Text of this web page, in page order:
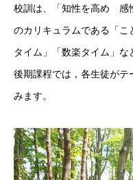
校訓は、「知性を高め　
のカリキュラムである「こ
タイム」「数楽タイム」な
後期課程では，各生徒が
みます。